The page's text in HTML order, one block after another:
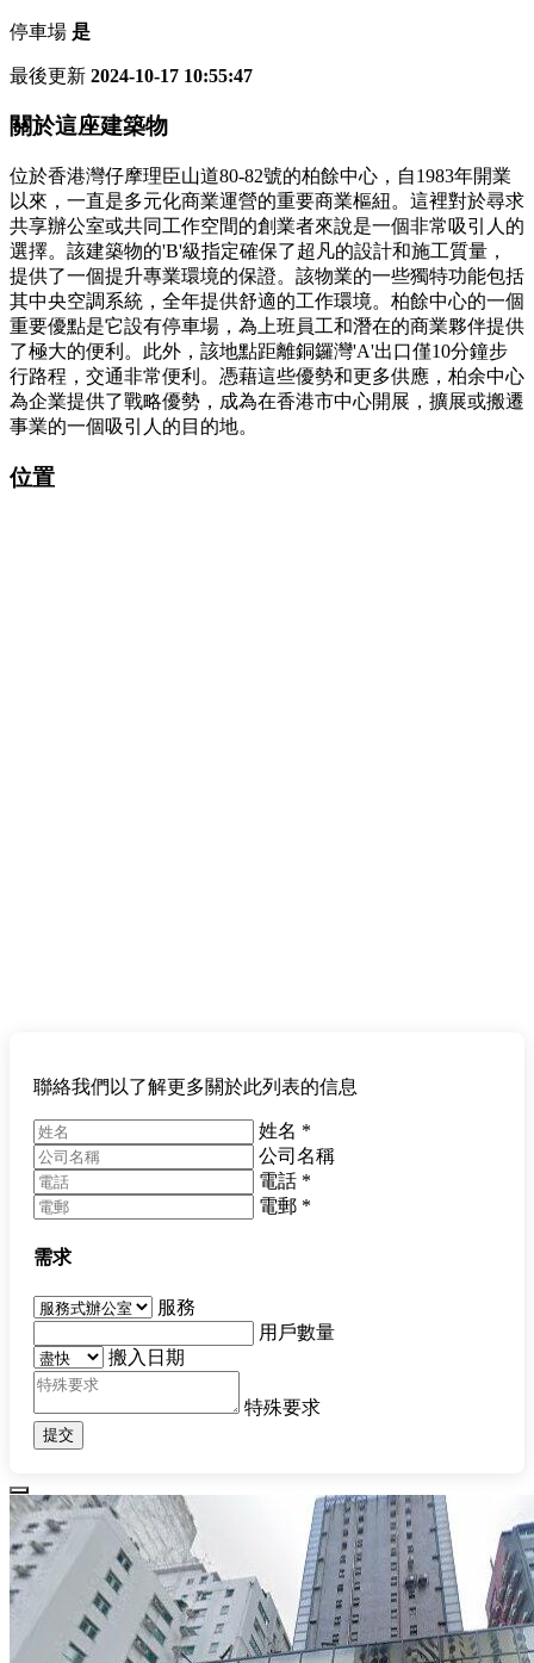
停車場 是
最後更新 2024-10-17 10:55:47
關於這座建築物
位於香港灣仔摩理臣山道80-82號的柏餘中心，自1983年開業
以來，一直是多元化商業運營的重要商業樞紐。這裡對於尋求
共享辦公室或共同工作空間的創業者來說是一個非常吸引人的
選擇。該建築物的'B'級指定確保了超凡的設計和施工質量，
提供了一個提升專業環境的保證。該物業的一些獨特功能包括
其中央空調系統，全年提供舒適的工作環境。柏餘中心的一個
重要優點是它設有停車場，為上班員工和潛在的商業夥伴提供
了極大的便利。此外，該地點距離銅鑼灣'A'出口僅10分鐘步
行路程，交通非常便利。憑藉這些優勢和更多供應，柏余中心
為企業提供了戰略優勢，成為在香港市中心開展，擴展或搬遷
事業的一個吸引人的目的地。
位置
聯絡我們以了解更多關於此列表的信息
姓名 *
公司名稱
電話 *
電郵 *
需求
服務
用戶數量
搬入日期
特殊要求
提交